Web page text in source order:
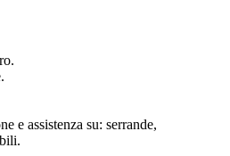
e assistenza su: serrande,